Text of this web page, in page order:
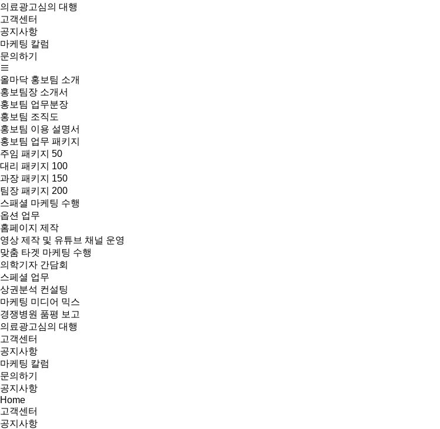
의료광고심의 대행
고객센터
공지사항
마케팅 칼럼
문의하기
올마닥 홍보팀 소개
홍보팀장 소개서
홍보팀 업무분장
홍보팀 조직도
홍보팀 이용 설명서
홍보팀 업무 패키지
주임 패키지 50
대리 패키지 100
과장 패키지 150
팀장 패키지 200
스패셜 마케팅 수행
옵션 업무
홈페이지 제작
영상 제작 및 유튜브 채널 운영
맞춤 타겟 마케팅 수행
의학기자 간담회
스페셜 업무
상권분석 컨설팅
마케팅 미디어 믹스
경쟁병원 품평 보고
의료광고심의 대행
고객센터
공지사항
마케팅 칼럼
문의하기
공지사항
Home
고객센터
공지사항